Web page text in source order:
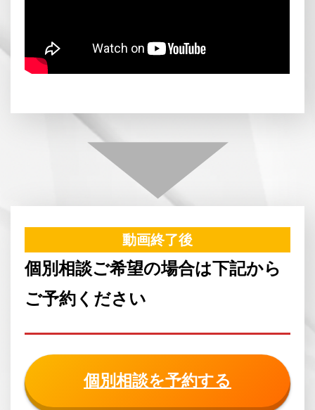
動画終了後
個別相談ご希望の場合は下記から
ご予約ください
個別相談を予約する